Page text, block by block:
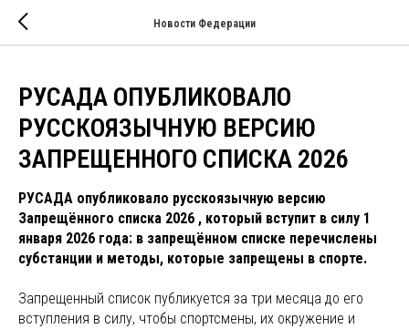
Новости Федерации
РУСАДА ОПУБЛИКОВАЛО
РУССКОЯЗЫЧНУЮ ВЕРСИЮ
ЗАПРЕЩЕННОГО СПИСКА 2026
РУСАДА опубликовало русскоязычную версию
Запрещённого списка 2026 , который вступит в силу 1
января 2026 года: в запрещённом списке перечислены
субстанции и методы, которые запрещены в спорте.
Запрещенный список публикуется за три месяца до его
вступления в силу, чтобы спортсмены, их окружение и